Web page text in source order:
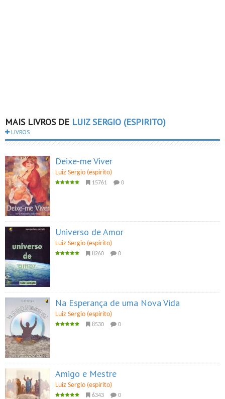
MAIS LIVROS DE LUIZ SERGIO (ESPIRITO)
LIVROS
Deixe-me Viver
Luiz Sergio (espirito)
15761 0
Universo de Amor
Luiz Sergio (espirito)
8260 0
Na Esperança de uma Nova Vida
Luiz Sergio (espirito)
8530 0
Amigo e Mestre
Luiz Sergio (espirito)
6343 0